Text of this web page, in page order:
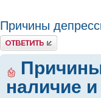
Причины
Ответить
наличие и